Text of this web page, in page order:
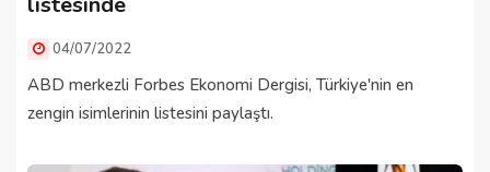
04/07/2022
ABD merkezli Forbes Ekonomi Dergisi, Türkiye'nin en
zengin isimlerinin listesini paylaştı.